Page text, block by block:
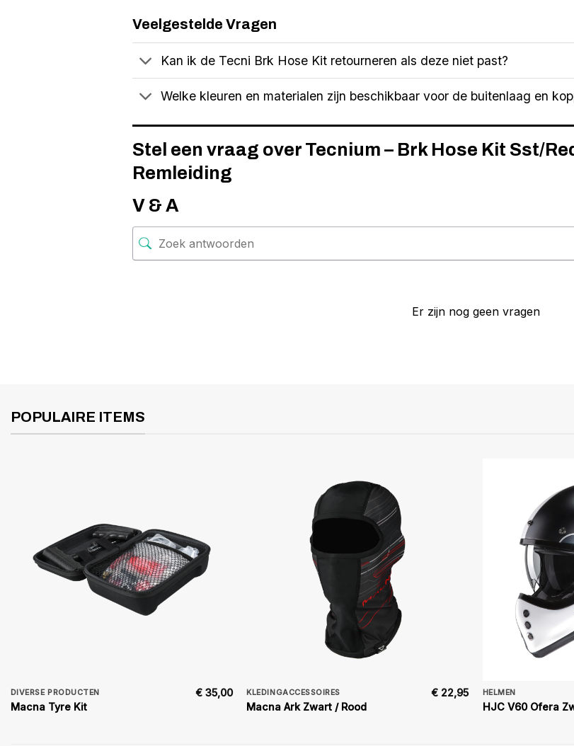
Veelgestelde Vragen
Kan ik de Tecni Brk Hose Kit retourneren als deze niet past?
Welke kleuren en materialen zijn beschikbaar voor de buitenlaag en
Stel een vraag over Tecnium – Brk Hose Kit Sst/
Remleiding
V & A
Er zijn nog geen vragen
POPULAIRE ITEMS
DIVERSE PRODUCTEN
Macna Tyre Kit
€35,00 KLEDINGACCESSOIRES
Macna Ark Zwart / Rood
€ 22,95 HELMEN
HJC V60 Ofera